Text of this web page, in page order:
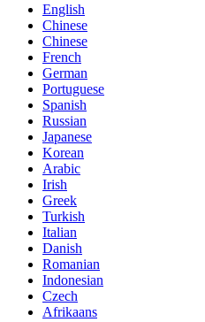
English
Chinese
Chinese
French
German
Portuguese
Spanish
Russian
Japanese
Korean
Arabic
Irish
Greek
Turkish
Italian
Danish
Romanian
Indonesian
Czech
Afrikaans